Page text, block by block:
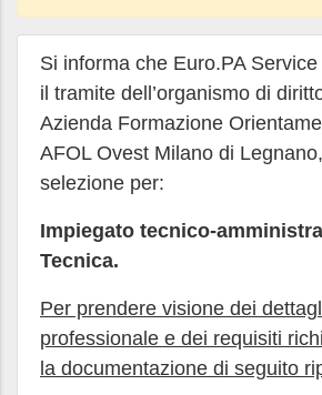
Si informa che Euro.PA
il tramite dell’organismo di
Azienda Formazione
AFOL Ovest Milano di
selezione per:
Impiegato tecnico-
Tecnica.
Per prendere visione dei
professionale e dei requisiti
la documentazione di seguito